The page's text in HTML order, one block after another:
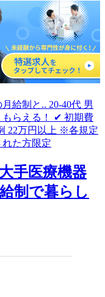
手医療機器
制で暮らし